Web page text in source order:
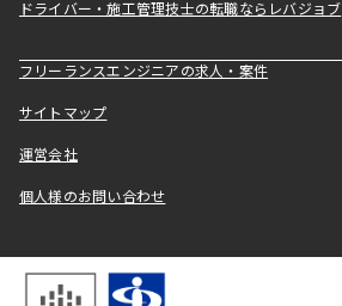
ドライバー・施工管理技士の転職ならレバジョブ
フリーランスエンジニアの求人・案件
サイトマップ
運営会社
個人様のお問い合わせ